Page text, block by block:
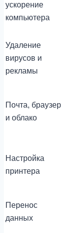
ускорение
компьютера
Удаление
вирусов и
рекламы
Почта, браузер
и облако
Настройка
принтера
Перенос
данных